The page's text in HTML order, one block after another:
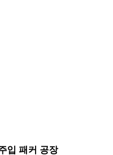
입 패커 공장